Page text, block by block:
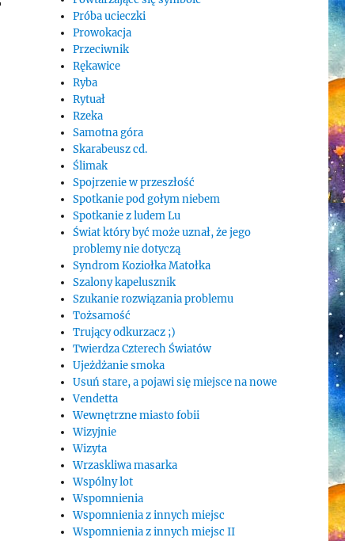
Próba ucieczki
Prowokacja
Przeciwnik
Rękawice
Ryba
Rytuał
Rzeka
Samotna góra
Skarabeusz cd.
Ślimak
Spojrzenie w przeszłość
Spotkanie pod gołym niebem
Spotkanie z ludem Lu
Świat który być może uznał, że jego
problemy nie dotyczą
Syndrom Koziołka Matołka
Szalony kapelusznik
Szukanie rozwiązania problemu
Tożsamość
Trujący odkurzacz ;)
Twierdza Czterech Światów
Ujeżdżanie smoka
Usuń stare, a pojawi się miejsce na nowe
Vendetta
Wewnętrzne miasto fobii
Wizyjnie
Wizyta
Wrzaskliwa masarka
Wspólny lot
Wspomnienia
Wspomnienia z innych miejsc
Wspomnienia z innych miejsc II